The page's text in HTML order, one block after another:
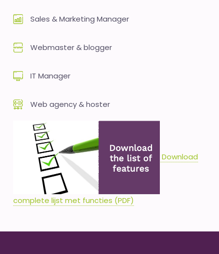
Sales & Marketing Manager
Webmaster & blogger
IT Manager
Web agency & hoster
Download
complete lijst met functies (PDF)